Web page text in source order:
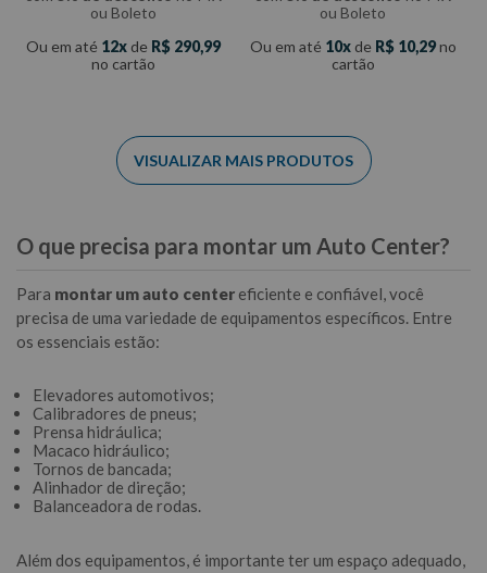
ou Boleto
Ou em até 12 de R$ 290,99
no cartão
ou Boleto
Ou em até 10 de R$ 10,29no
cartão
O que precisa para montar um Auto Center?
Para montar um auto center eficiente e confiável, você
precisa de uma variedade de equipamentos específicos. Entre
os essenciais estão:
Elevadores automotivos;
Calibradores de pneus;
Prensa hidráulica;
Macaco hidráulico;
Tornos de bancada;
Alinhador de direção;
Balanceadora de rodas.
Além dos equipamentos, é importante ter um espaço adequado,